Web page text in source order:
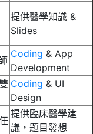
提供醫學知識 &
Slides
Coding & App
Development
Coding & UI
Design
提供臨床醫學建
議，題目發想